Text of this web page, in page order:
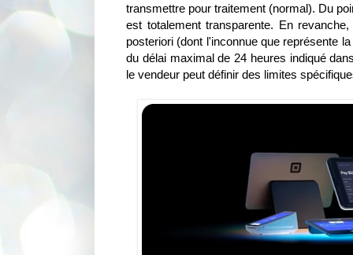
transmettre pour traitement (normal). Du
est totalement transparente. En
posteriori (dont l'inconnue que représente
du délai maximal de 24 heures indiqué
le vendeur peut définir des limites